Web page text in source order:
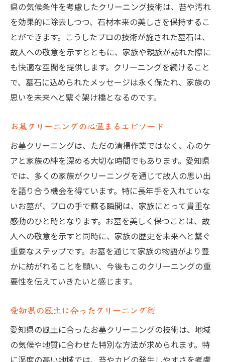
県の気候条件を考慮したクリーニング技術は、苔や汚れ
を効果的に除去しつつ、石材本来の美しさを保持するこ
とができます。こうしたプロの技術が施された墓石は、
故人への敬意を示すとともに、家族や親族が訪れた際に
も快適な空間を提供します。クリーニングを続けること
で、墓石に込められたメッセージは永く保たれ、家族の
思いを未来へと繋ぐ架け橋となるのです。
お墓クリーニングの心温まるエピソード
お墓クリーニングは、ただの清掃作業ではなく、心のケ
アと家族の絆を深める大切な時間でもあります。愛知県
では、多くの家族がクリーニングを通じて故人の思い出
を語り合う機会を得ています。特に長年手を入れていな
いお墓が、プロの手で蘇る瞬間は、家族にとって貴重な
感動のひと時となります。お墓を美しく保つことは、故
人への敬意を示すと同時に、家族の歴史を未来へと繋ぐ
重要なステップです。お墓を通じて家族の物語がより豊
かに紡がれることを願い、今後もこのクリーニングの重
要性を伝えていきたいと感じます。
愛知県の風土に合ったクリーニング術
愛知県の風土に合ったお墓クリーニングの技術は、地域
の気候や地質に合わせた特別な方法が求められます。特
に湿度の高い地域では、苔やカビの発生しやすさを考慮